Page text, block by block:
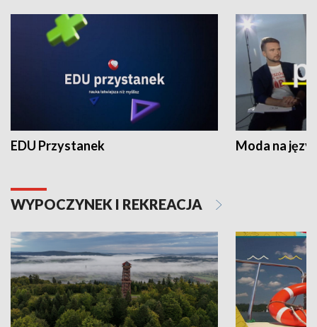
EDU Przystanek Moda na
WYPOCZYNEK I REKREACJA